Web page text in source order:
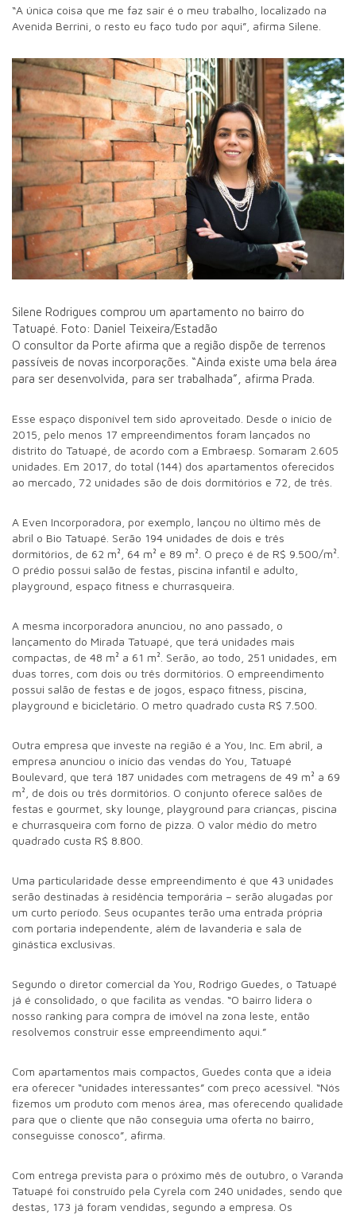
“A única coisa que me faz sair é o meu trabalho, localizado na
Avenida Berrini, o resto eu faço tudo por aqui”, afirma Silene.
Silene Rodrigues comprou um apartamento no bairro do
Tatuapé. Foto: Daniel Teixeira/Estadão
O consultor da Porte afirma que a região dispõe de terrenos
passíveis de novas incorporações. “Ainda existe uma bela área
para ser desenvolvida, para ser trabalhada”, afirma Prada.
Esse espaço disponível tem sido aproveitado. Desde o início de
2015, pelo menos 17 empreendimentos foram lançados no
distrito do Tatuapé, de acordo com a Embraesp. Somaram 2.605
unidades. Em 2017, do total (144) dos apartamentos oferecidos
ao mercado, 72 unidades são de dois dormitórios e 72, de três.
A Even Incorporadora, por exemplo, lançou no último mês de
abril o Bio Tatuapé. Serão 194 unidades de dois e três
dormitórios, de 62 m², 64 m² e 89 m². O preço é de R$ 9.500/m².
O prédio possui salão de festas, piscina infantil e adulto,
playground, espaço fitness e churrasqueira.
A mesma incorporadora anunciou, no ano passado, o
lançamento do Mirada Tatuapé, que terá unidades mais
compactas, de 48 m² a 61 m². Serão, ao todo, 251 unidades, em
duas torres, com dois ou três dormitórios. O empreendimento
possui salão de festas e de jogos, espaço fitness, piscina,
playground e bicicletário. O metro quadrado custa R$ 7.500.
Outra empresa que investe na região é a You, Inc. Em abril, a
empresa anunciou o início das vendas do You, Tatuapé
Boulevard, que terá 187 unidades com metragens de 49 m² a 69
m², de dois ou três dormitórios. O conjunto oferece salões de
festas e gourmet, sky lounge, playground para crianças, piscina
e churrasqueira com forno de pizza. O valor médio do metro
quadrado custa R$ 8.800.
Uma particularidade desse empreendimento é que 43 unidades
serão destinadas à residência temporária – serão alugadas por
um curto período. Seus ocupantes terão uma entrada própria
com portaria independente, além de lavanderia e sala de
ginástica exclusivas.
Segundo o diretor comercial da You, Rodrigo Guedes, o Tatuapé
já é consolidado, o que facilita as vendas. “O bairro lidera o
nosso ranking para compra de imóvel na zona leste, então
resolvemos construir esse empreendimento aqui.”
Com apartamentos mais compactos, Guedes conta que a ideia
era oferecer “unidades interessantes” com preço acessível. “Nós
fizemos um produto com menos área, mas oferecendo qualidade
para que o cliente que não conseguia uma oferta no bairro,
conseguisse conosco”, afirma.
Com entrega prevista para o próximo mês de outubro, o Varanda
Tatuapé foi construído pela Cyrela com 240 unidades, sendo que
destas, 173 já foram vendidas, segundo a empresa. Os